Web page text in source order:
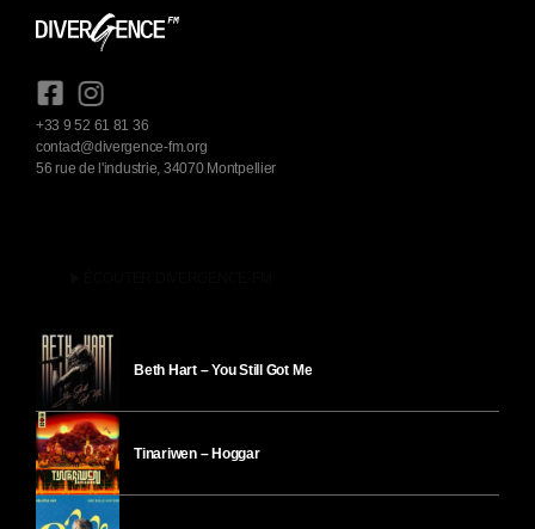
+33 9 52 61 81 36
contact@divergence-fm.org
56 rue de l'industrie, 34070 Montpellier
Beth Hart – You Still Got Me
Tinariwen – Hoggar